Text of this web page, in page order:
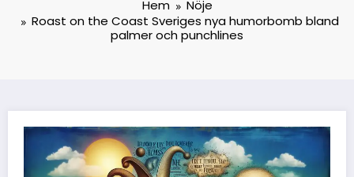
Hem
Nöje
Roast on the Coast Sveriges nya humorbomb bland
palmer och punchlines